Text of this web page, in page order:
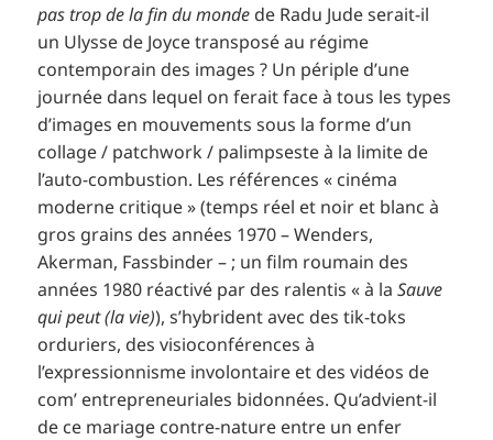
pas trop de la fin du monde de Radu Jude serait-il
un Ulysse de Joyce transposé au régime
contemporain des images ? Un périple d’une
journée dans lequel on ferait face à tous les types
d’images en mouvements sous la forme d’un
collage / patchwork / palimpseste à la limite de
l’auto-combustion. Les références « cinéma
moderne critique » (temps réel et noir et blanc à
gros grains des années 1970 – Wenders,
Akerman, Fassbinder – ; un film roumain des
années 1980 réactivé par des ralentis « à laSauve
qui peut (la vie)), s’hybrident avec des tik-toks
orduriers, des visioconférences à
l’expressionnisme involontaire et des vidéos de
com’ entrepreneuriales bidonnées. Qu’advient-il
de ce mariage contre-nature entre un enfer